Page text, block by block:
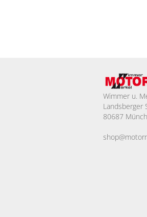
Wimmer u.
Landsberger
80687